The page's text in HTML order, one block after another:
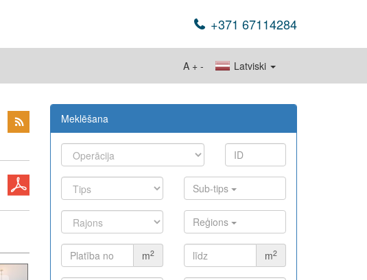
+371 67114284
Latviski
A + -
Meklēšana
Sub-tips
Reģions
m2 m2